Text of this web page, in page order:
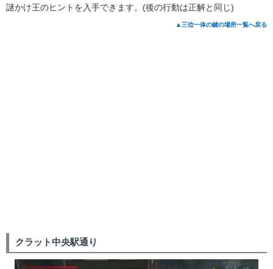
謎かけ王のヒントを入手できます。(後の行動は正解と同じ)
▲三位一体の鍵の場所一覧へ戻る
クラット中央駅通り